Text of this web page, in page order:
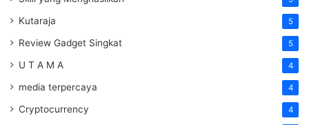
Kutaraja 5
Review Gadget Singkat 5
U T A M A 4
media terpercaya 4
Cryptocurrency 4